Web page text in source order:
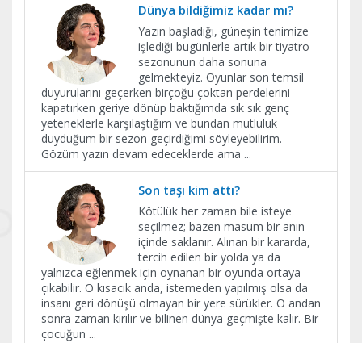
Dünya bildiğimiz kadar mı?
Yazın başladığı, güneşin tenimize
işlediği bugünlerle artık bir tiyatro
sezonunun daha sonuna
gelmekteyiz. Oyunlar son temsil
duyurularını geçerken birçoğu çoktan perdelerini
kapatırken geriye dönüp baktığımda sık sık genç
yeteneklerle karşılaştığım ve bundan mutluluk
duyduğum bir sezon geçirdiğimi söyleyebilirim.
Gözüm yazın devam edeceklerde ama ...
Son taşı kim attı?
Kötülük her zaman bile isteye
seçilmez; bazen masum bir anın
içinde saklanır. Alınan bir kararda,
tercih edilen bir yolda ya da
yalnızca eğlenmek için oynanan bir oyunda ortaya
çıkabilir. O kısacık anda, istemeden yapılmış olsa da
insanı geri dönüşü olmayan bir yere sürükler. O andan
sonra zaman kırılır ve bilinen dünya geçmişte kalır. Bir
çocuğun ...